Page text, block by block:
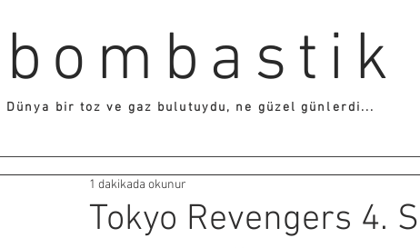
bombastik
Dünya bir toz ve gaz bulutuydu, ne güzel günlerdi...
Tokyo Revengers 4.
1 dakikada okunur